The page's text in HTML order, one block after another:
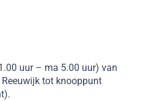
uur – ma 5.00 uur) van
tot knooppunt